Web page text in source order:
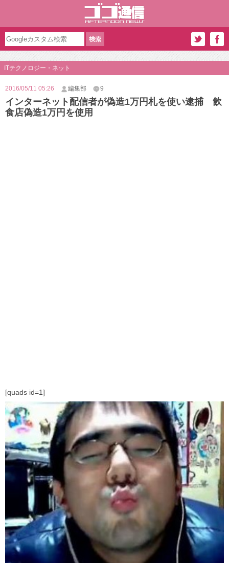
ITテクノロジー・ネット
2016/05/11 05:26 編集部 9
インターネット配信者が偽造1万円札を使い逮捕 飲
食店偽造1万円を使用
[quads id=1]